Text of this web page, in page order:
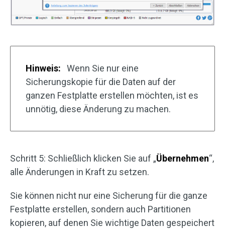
Hinweis:
Wenn Sie nur eine
Sicherungskopie für die Daten auf der
ganzen Festplatte erstellen möchten, ist es
unnötig, diese Änderung zu machen.
Schritt 5: Schließlich klicken Sie auf „Übernehmen“,
alle Änderungen in Kraft zu setzen.
Sie können nicht nur eine Sicherung für die ganze
Festplatte erstellen, sondern auch Partitionen
kopieren, auf denen Sie wichtige Daten gespeichert